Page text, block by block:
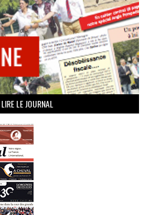
LE JOURNAL